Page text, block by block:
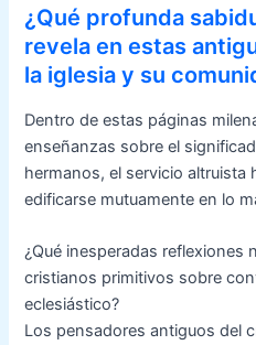
¿Qué profunda
revela en estas
la iglesia y su
Dentro de estas páginas
enseñanzas sobre el
hermanos, el servicio altruista
edificarse mutuamente en lo
¿Qué inesperadas reflexiones
cristianos primitivos sobre
eclesiástico?
Los pensadores antiguos del